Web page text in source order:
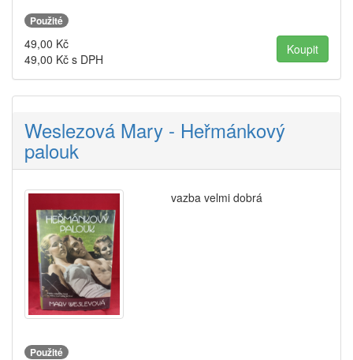
Použité
49,00 Kč
49,00 Kč s DPH
Weslezová Mary - Heřmánkový
palouk
vazba velmi dobrá
Použité